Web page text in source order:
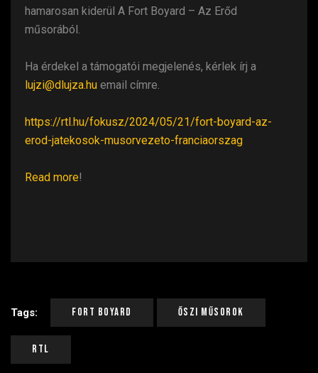
hamarosan kiderül A Fort Boyard – Az Erőd
műsorából.
Ha érdekel a támogatói megjelenés, kérlek írj a
lujzi@dlujza.hu email címre.
https://rtl.hu/fokusz/2024/05/21/fort-boyard-az-
erod-jatekosok-musorvezeto-franciaorszag
Read more!
Tags: Fort Boyard Őszi Műsorok
Rtl